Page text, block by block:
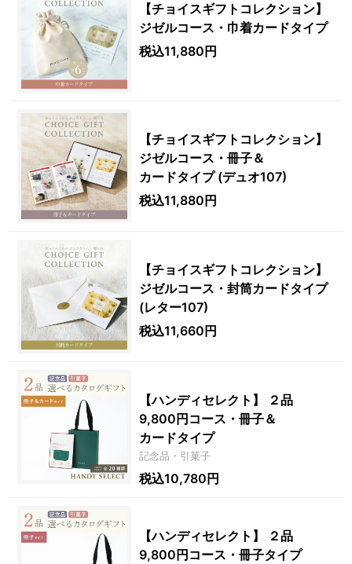
【チョイスギフトコレクション】
ジゼルコース・巾着カードタイプ
税込11,880円
【チョイスギフトコレクション】
ジゼルコース・冊子＆
カードタイプ (デュオ107)
税込11,880円
【チョイスギフトコレクション】
ジゼルコース・封筒カードタイプ
(レター107)
税込11,660円
【ハンディセレクト】 ２品
9,800円コース・冊子＆
カードタイプ
記念品・引菓子
税込10,780円
【ハンディセレクト】 ２品
9,800円コース・冊子タイプ